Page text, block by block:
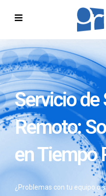
Servicio de
Remoto:
en Tiempo
¿Problemas con tu equipo o